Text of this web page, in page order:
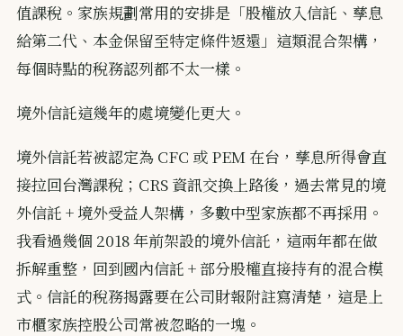
值課稅。家族規劃常用的安排是「股權放入信託、孳息
給第二代、本金保留至特定條件返還」這類混合架構，
每個時點的稅務認列都不太一樣。
境外信託這幾年的處境變化更大。
境外信託若被認定為 CFC 或 PEM 在台，孳息所得會直
接拉回台灣課稅；CRS 資訊交換上路後，過去常見的境
外信託 + 境外受益人架構，多數中型家族都不再採用。
我看過幾個 2018 年前架設的境外信託，這兩年都在做
拆解重整，回到國內信託 + 部分股權直接持有的混合模
式。信託的稅務揭露要在公司財報附註寫清楚，這是上
市櫃家族控股公司常被忽略的一塊。